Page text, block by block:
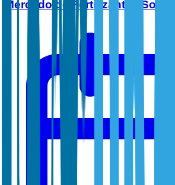
Mercado de Fertilizantes